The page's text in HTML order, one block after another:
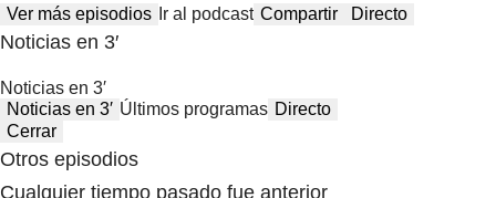
Ver más episodios Ir al podcast Compartir Directo
Noticias en 3′
Noticias en 3′
Noticias en 3′ Últimos programas Directo
Cerrar
Otros episodios
Cualquier tiempo pasado fue anterior